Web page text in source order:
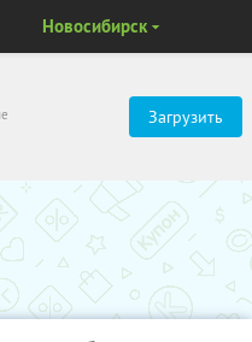
Загрузить
Новосибирск